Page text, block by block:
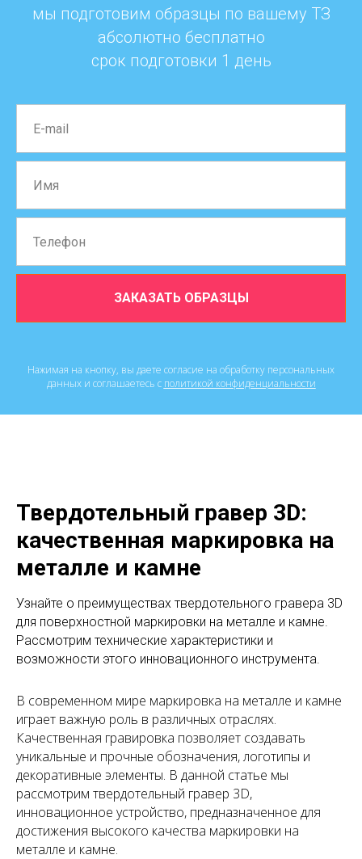
мы подготовим образцы по вашему ТЗ
абсолютно бесплатно
срок подготовки 1 день
ЗАКАЗАТЬ ОБРАЗЦЫ
Нажимая на кнопку, вы даете согласие на обработку персональных
данных и соглашаетесь c политикой конфиденциальности
Твердотельный гравер 3D:
качественная маркировка на
металле и камне
Узнайте о преимуществах твердотельного гравера 3D
для поверхностной маркировки на металле и камне.
Рассмотрим технические характеристики и
возможности этого инновационного инструмента.
В современном мире маркировка на металле и камне
играет важную роль в различных отраслях.
Качественная гравировка позволяет создавать
уникальные и прочные обозначения, логотипы и
декоративные элементы. В данной статье мы
рассмотрим твердотельный гравер 3D,
инновационное устройство, предназначенное для
достижения высокого качества маркировки на
металле и камне.